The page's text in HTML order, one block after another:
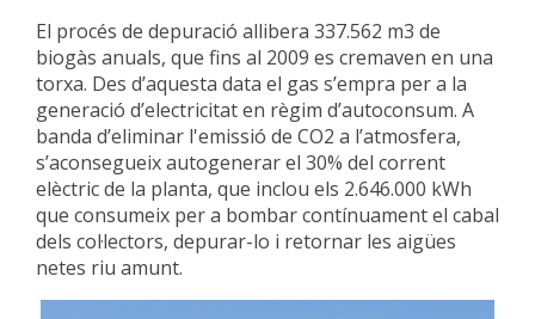
El procés de depuració allibera 337.562 m3 de
biogàs anuals, que fins al 2009 es cremaven en una
torxa. Des d’aquesta data el gas s’empra per a la
generació d’electricitat en règim d’autoconsum. A
banda d’eliminar l'emissió de CO2 a l’atmosfera,
s’aconsegueix autogenerar el 30% del corrent
elèctric de la planta, que inclou els 2.646.000 kWh
que consumeix per a bombar contínuament el cabal
dels col·lectors, depurar-lo i retornar les aigües
netes riu amunt.